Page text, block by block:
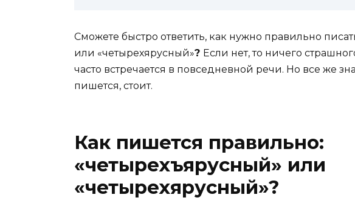
Сможете быстро ответить, как нужно правильно
или «четырехярусный»? Если нет, то ничего
часто встречается в повседневной речи. Но все же
пишется, стоит.
Как пишется правильно:
«четырехъярусный» или
«четырехярусный»?